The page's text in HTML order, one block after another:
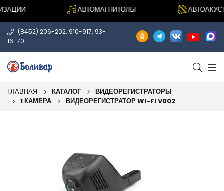
АВТОМАГНИТОЛЫ
(8452) 206-202, 910-917, 93-
16-70
ГЛАВНАЯ КАТАЛОГ
ВИДЕОРЕГИСТРАТОРЫ
1 КАМЕРА
ВИДЕОРЕГИСТРАТОР WI-FI V002